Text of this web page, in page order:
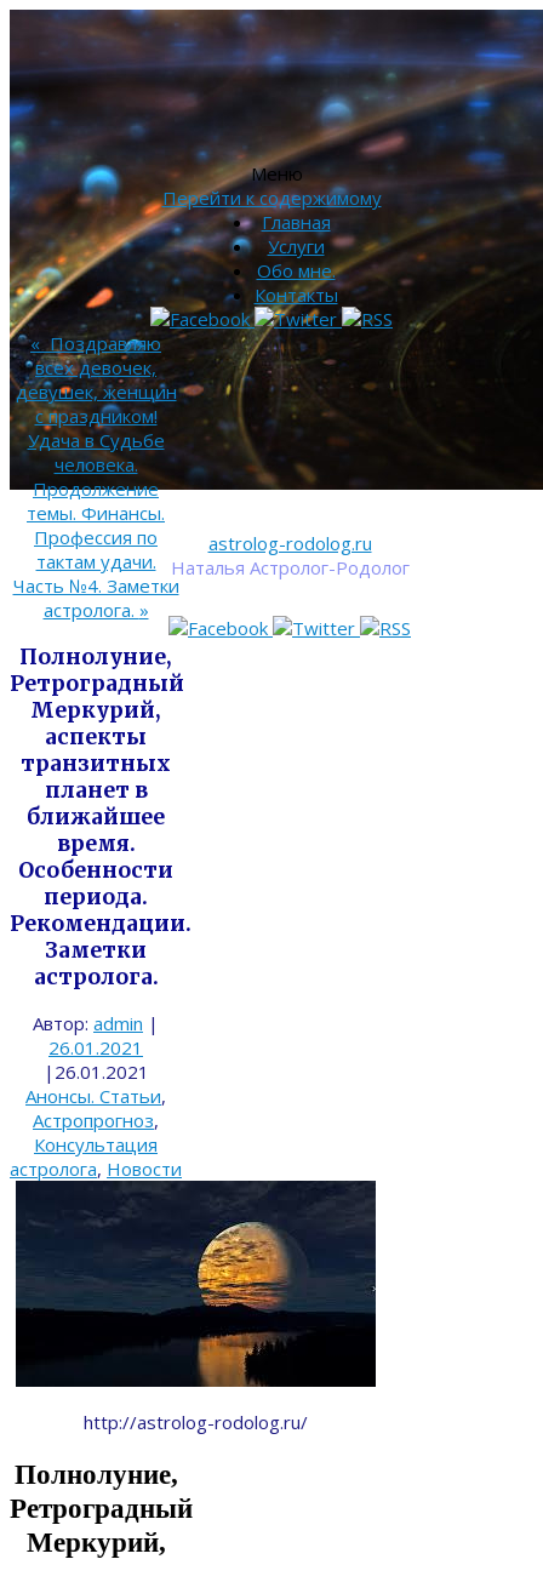
astrolog-rodolog.ru
Наталья Астролог-Родолог
Меню
Перейти к содержимому
Главная
Услуги
Обо мне.
Контакты
«Поздравляю
всех девочек,
девушек, женщин
с праздником!
Удача в Судьбе
человека.
Продолжение
темы. Финансы.
Профессия по
тактам удачи.
Часть №4. Заметки
астролога. »
Полнолуние,
Ретроградный
Меркурий,
аспекты
транзитных
планет в
ближайшее
время.
Особенности
периода.
Рекомендации.
Заметки
астролога.
Автор: admin |
26.01.2021
| 26.01.2021
Анонсы. Статьи,
Астропрогноз,
Консультация
астролога, Новости
http://astrolog-rodolog.ru/
Полнолуние,
Ретроградный
Меркурий,